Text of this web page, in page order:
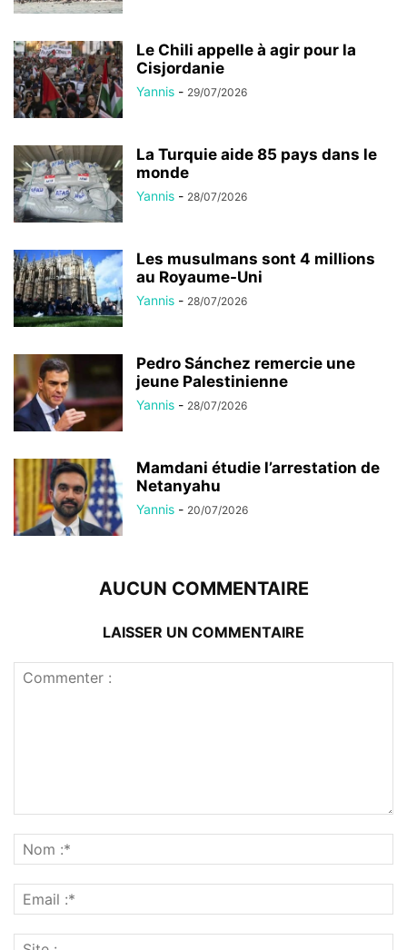
Le Chili appelle à agir pour la
Cisjordanie
Yannis - 29/07/2026
La Turquie aide 85 pays dans le
monde
Yannis - 28/07/2026
Les musulmans sont 4 millions
au Royaume-Uni
Yannis - 28/07/2026
Pedro Sánchez remercie une
jeune Palestinienne
Yannis - 28/07/2026
Mamdani étudie l’arrestation de
Netanyahu
Yannis - 20/07/2026
AUCUN COMMENTAIRE
LAISSER UN COMMENTAIRE